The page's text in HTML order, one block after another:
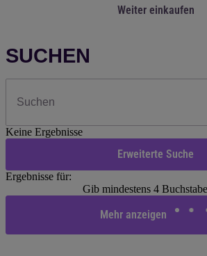
Weiter einkaufen
SUCHEN
Keine Ergebnisse
Erweiterte Suche
Ergebnisse für:
Gib mindestens 4
Mehr anzeigen